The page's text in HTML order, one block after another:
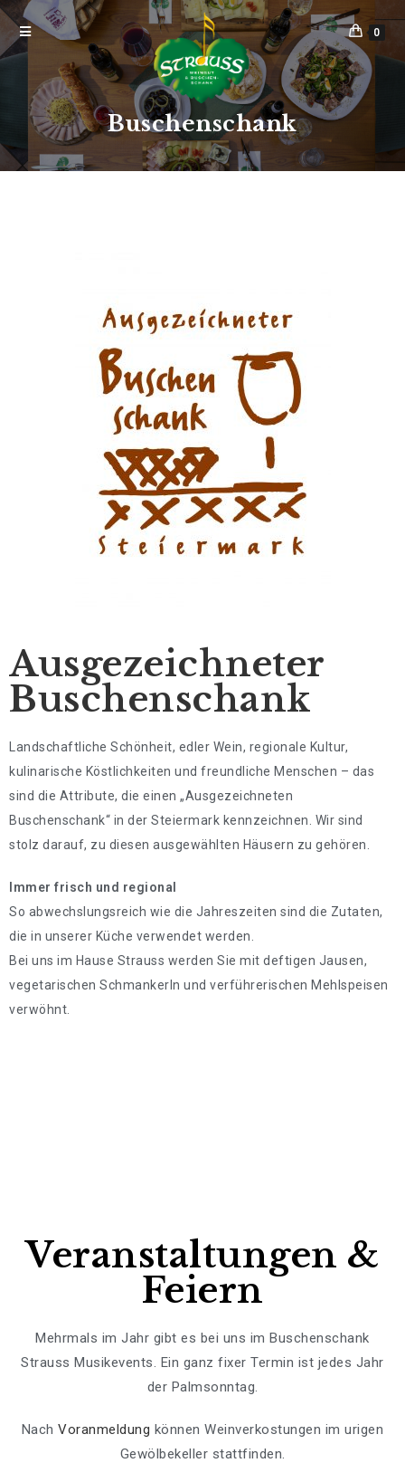
0
Buschenschank
Ausgezeichneter
Buschenschank
Landschaftliche Schönheit, edler Wein, regionale Kultur,
kulinarische Köstlichkeiten und freundliche Menschen – das
sind die Attribute, die einen „Ausgezeichneten
Buschenschank“ in der Steiermark kennzeichnen. Wir sind
stolz darauf, zu diesen ausgewählten Häusern zu gehören.
Immer frisch und regional
So abwechslungsreich wie die Jahreszeiten sind die Zutaten,
die in unserer Küche verwendet werden.
Bei uns im Hause Strauss werden Sie mit deftigen Jausen,
vegetarischen Schmankerln und verführerischen Mehlspeisen
verwöhnt.
Veranstaltungen &
Feiern
Mehrmals im Jahr gibt es bei uns im Buschenschank
Strauss Musikevents. Ein ganz fixer Termin ist jedes Jahr
der Palmsonntag.
NachVoranmeldung können Weinverkostungen im urigen
Gewölbekeller stattfinden.